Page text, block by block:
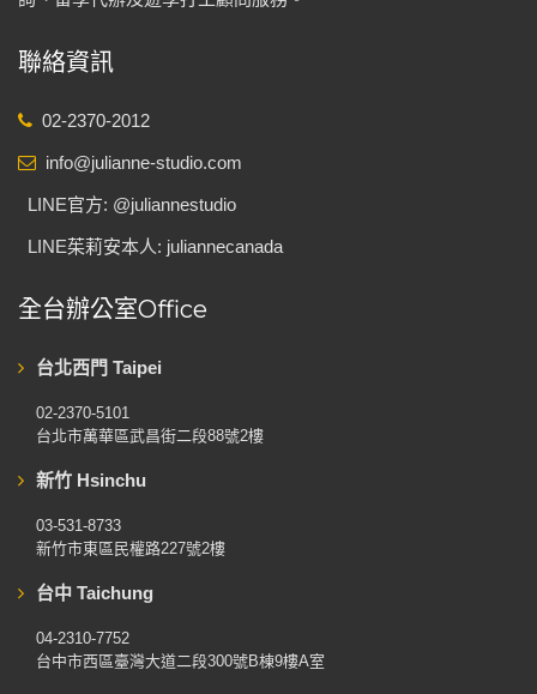
聯絡資訊
02-2370-2012
info@julianne-studio.com
LINE官方: @juliannestudio
LINE茱莉安本人: juliannecanada
全台辦公室Office
台北西門 Taipei
02-2370-5101
台北市萬華區武昌街二段88號2樓
新竹 Hsinchu
03-531-8733
新竹市東區民權路227號2樓
台中 Taichung
04-2310-7752
台中市西區臺灣大道二段300號B棟9樓A室